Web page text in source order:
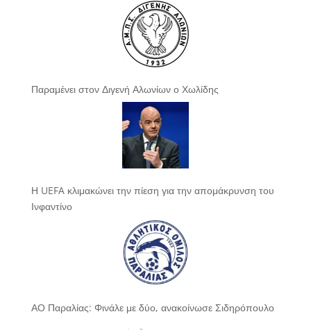
Παραμένει στον Διγενή Αλωνίων ο Χωλίδης
Η UEFA κλιμακώνει την πίεση για την απομάκρυνση του
Ινφαντίνο
ΑΟ Παραλίας: Φινάλε με δύο, ανακοίνωσε Σιδηρόπουλο